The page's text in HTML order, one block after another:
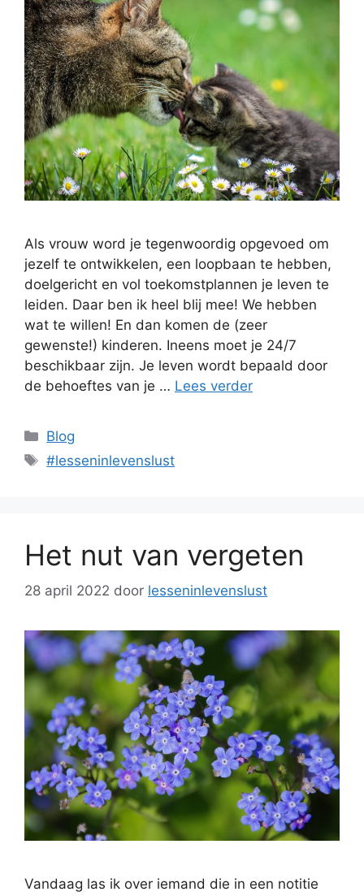
Als vrouw word je tegenwoordig opgevoed om
jezelf te ontwikkelen, een loopbaan te hebben,
doelgericht en vol toekomstplannen je leven te
leiden. Daar ben ik heel blij mee! We hebben
wat te willen! En dan komen de (zeer
gewenste!) kinderen. Ineens moet je 24/7
beschikbaar zijn. Je leven wordt bepaald door
de behoeftes van je … Lees verder
Categorieën
Blog
Tags
#lesseninlevenslust
Het nut van vergeten
28 april 2022 door lesseninlevenslust
Vandaag las ik over iemand die in een notitie